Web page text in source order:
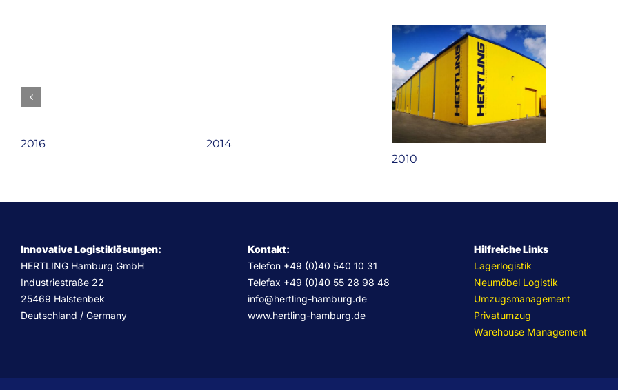
2016
2014
2010
Innovative Logistiklösungen:
HERTLING Hamburg GmbH
Industriestraße 22
25469 Halstenbek
Deutschland / Germany
Kontakt:
Telefon +49 (0)40 540 10 31
Telefax +49 (0)40 55 28 98 48
info@hertling-hamburg.de
www.hertling-hamburg.de
Hilfreiche Links
Lagerlogistik
Neumöbel Logistik
Umzugsmanagement
Privatumzug
Warehouse Management